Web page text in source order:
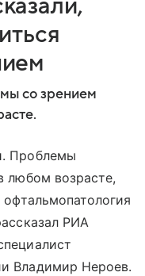
со зрением
Проблемы
любом возрасте,
РИА
Владимир Нероев.